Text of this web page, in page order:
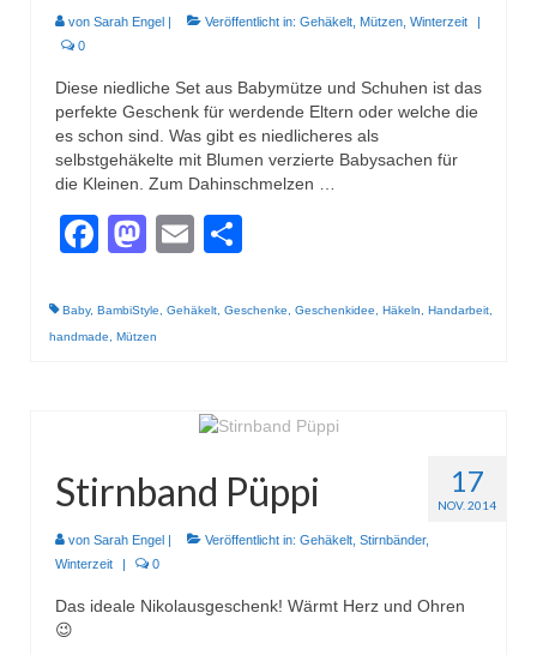
Genäht
Turnbeutel
Sonstiges
Gestrickt
von Sarah Engel Veröffentlicht in: Gehäkelt, Mützen, Winterzeit
0
Diese niedliche Set aus Babymütze und Schuhen ist das
perfekte Geschenk für werdende Eltern oder welche die
es schon sind. Was gibt es niedlicheres als
selbstgehäkelte mit Blumen verzierte Babysachen für
die Kleinen. Zum Dahinschmelzen …
Facebook
Mastodon
Email
Baby, BambiStyle, Gehäkelt, Geschenke, Geschenkidee, Häkeln, Handarbeit,
handmade, Mützen
17
NOV. 2014
Stirnband Püppi
von Sarah Engel | Veröffentlicht in: Gehäkelt Stirnbänder,
Winterzeit
| 0
Das ideale Nikolausgeschenk! Wärmt Herz und Ohren
😉